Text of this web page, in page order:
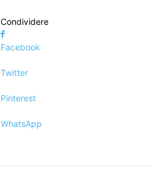
Condividere
Facebook
Twitter
Pinterest
WhatsApp